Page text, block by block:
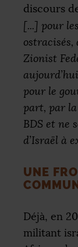
discours
[...] pour
ostracisés,
Zionist
pour le
part, par
BDS et ne
d’Israël à
UNE
Déjà, en
militant